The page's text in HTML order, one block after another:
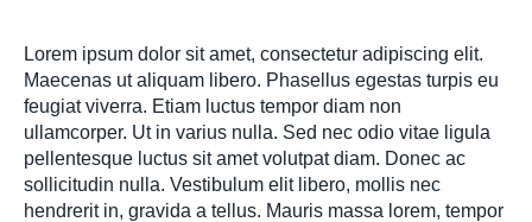
Lorem ipsum dolor sit amet, consectetur adipiscing elit.
Maecenas ut aliquam libero. Phasellus egestas turpis eu
feugiat viverra. Etiam luctus tempor diam non
ullamcorper. Ut in varius nulla. Sed nec odio vitae ligula
pellentesque luctus sit amet volutpat diam. Donec ac
sollicitudin nulla. Vestibulum elit libero, mollis nec
hendrerit in, gravida a tellus. Mauris massa lorem, tempor